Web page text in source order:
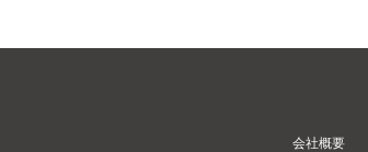
会社概要